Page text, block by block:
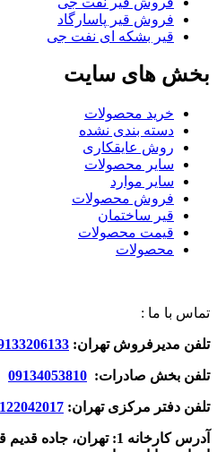
فروش قیر پاسارگاد
قیر بشکه ای نفت جی
بخش های سایت
خرید محصولات
دسته بندی نشده
روش عایقکاری
سایر محصولات
سایر موارد
فروش محصولات
قیر ساختمان
قیمت محصولات
محصولات
تماس با ما :
تلفن مدیرفروش تهران:
تلفن بخش صادرات: 09134053810
تلفن دفتر مرکزی تهران:
آدرس کارخانه 1: